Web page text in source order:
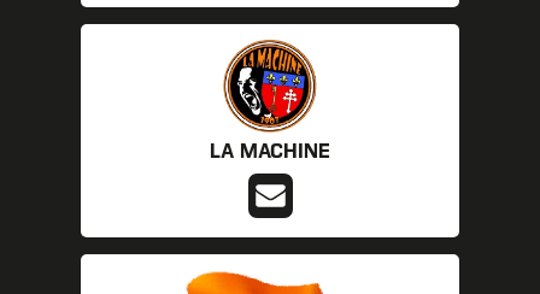
LA MACHINE